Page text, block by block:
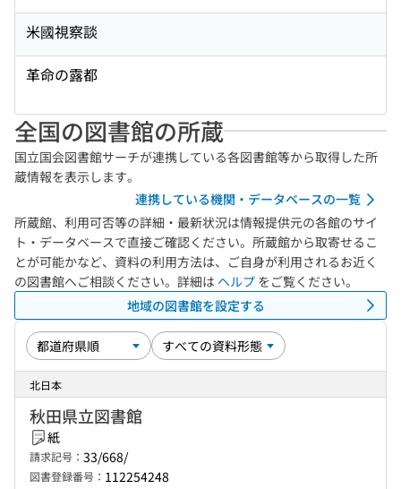
米國視察談
革命の露都
全国の図書館の所蔵
国立国会図書館サーチが連携している各図書館等から取得した所
蔵情報を表示します。
連携している機関・データベースの一覧
所蔵館、利用可否等の詳細・最新状況は情報提供元の各館のサイ
ト・データベースで直接ご確認ください。所蔵館から取寄せるこ
とが可能かなど、資料の利用方法は、ご自身が利用されるお近く
の図書館へご相談ください。詳細は ヘルプ をご覧ください。
地域の図書館を設定する
北日本
秋田県立図書館
紙
請求記号： 33/668/
図書登録番号： 112254248